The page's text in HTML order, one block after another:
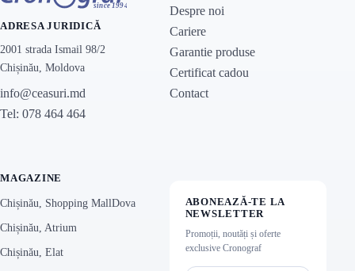
ADRESA JURIDICĂ
2001 strada Ismail 98/2
Chișinău, Moldova
info@ceasuri.md
Tel: 078 464 464
Despre noi
Cariere
Garantie produse
Certificat cadou
Contact
MAGAZINE
Chișinău, Shopping MallDova
Chișinău, Atrium
Chișinău, Elat
ABONEAZĂ-TE LA
NEWSLETTER
Promoții, noutăți și oferte
exclusive Cronograf